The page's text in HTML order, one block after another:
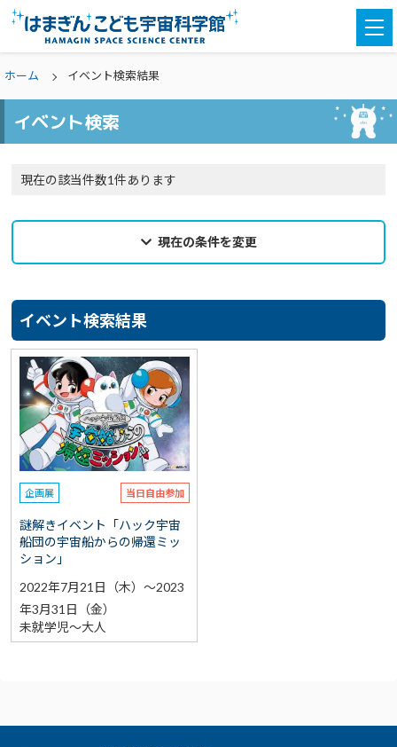
ホーム イベント検索結果
イベント検索
現在の該当件数1件あります
現在の条件を変更
カテゴリ
親子参加 選択なし
対象学年 どなたでも
予約 選択なし
参加費（入館料別途） 選択なし
再検索をする
イベント検索結果
企画展 当日自由参加
謎解きイベント「ハック宇宙
船団の宇宙船からの帰還ミッ
ション」
2022年7月21日（木）～2023
年3月31日（金）
未就学児～大人